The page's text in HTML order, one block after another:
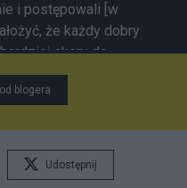
i postępowali [w
że każdy dobry
skory do
niż do jej
jej ocalić, niech spyta
środków
on, dobrze ją
blogera
Udostępnij